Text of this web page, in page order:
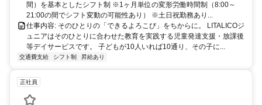
間）を基本としたシフト制 ※1ヶ月単位の変形労働時間制（8:00～
21:00の間でシフト変動の可能性あり） ※土日祝勤務あり...
仕事内容: そのひとりの「できるよろこび」をちからに。 LITALICOジ
ュニアはそのひとりに合わせた教育を実践する児童発達支援・放課後
等デイサービスです。 子どもが10人いれば10通り、その子に...
交通費支給 シフト制 昇給あり
正社員